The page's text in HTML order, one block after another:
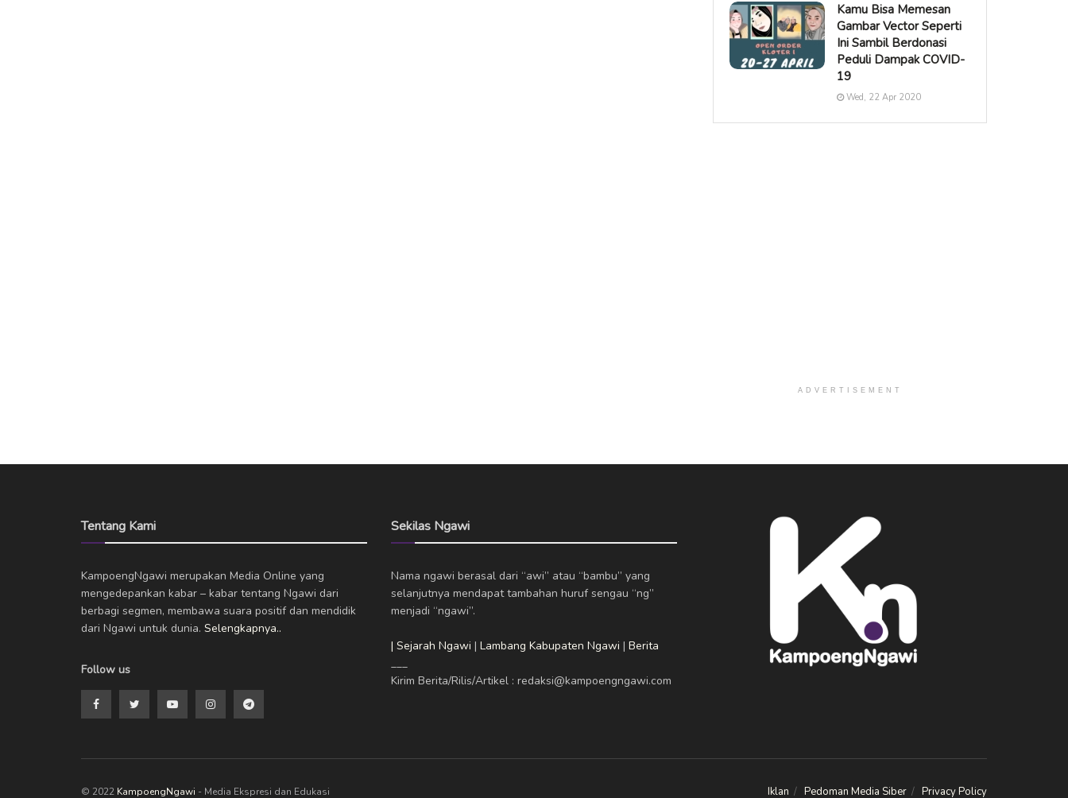
Kamu Bisa Memesan
Gambar Vector Seperti
Ini Sambil Berdonasi
Peduli Dampak COVID-
19
Wed, 22 Apr 2020
ADVERTISEMENT
Tentang Kami
KampoengNgawi merupakan Media Online yang
mengedepankan kabar – kabar tentang Ngawi dari
berbagi segmen, membawa suara positif dan mendidik
dari Ngawi untuk dunia. Selengkapnya..
Follow us
Sekilas Ngawi
Nama ngawi berasal dari “awi” atau “bambu” yang
selanjutnya mendapat tambahan huruf sengau “ng”
menjadi “ngawi”.
| Sejarah Ngawi | Lambang Kabupaten Ngawi | Berita
Kirim Berita/Rilis/Artikel : redaksi@kampoengngawi.com
Iklan Pedoman Media Siber Privacy Policy
© 2022 KampoengNgawi - Media Ekspresi dan Edukasi